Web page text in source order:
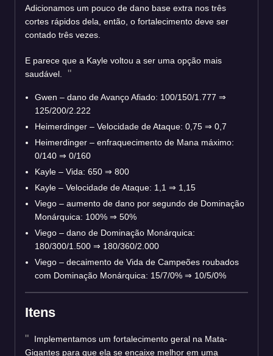
Adicionamos um pouco de dano base extra nos três
cortes rápidos dela, então, o fortalecimento deve ser
contado três vezes.
E parece que a Kayle voltou a ser uma opção mais
saudável.
Gwen – dano de Avanço Afiado: 100/150/1.777 ⇒
125/200/2.222
Heimerdinger – Velocidade de Ataque: 0,75 ⇒ 0,7
Heimerdinger – enfraquecimento de Mana máximo:
0/140 ⇒ 0/160
Kayle – Vida: 650 ⇒ 800
Kayle – Velocidade de Ataque: 1,1 ⇒ 1,15
Viego – aumento de dano por segundo de Dominação
Monárquica: 100% ⇒ 50%
Viego – dano de Dominação Monárquica:
180/300/1.500 ⇒ 180/360/2.000
Viego – decaimento de Vida de Campeões roubados
com Dominação Monárquica: 15/7/0% ⇒ 10/5/0%
Itens
Implementamos um fortalecimento geral na Mata-
Gigantes para que ela se encaixe melhor em uma